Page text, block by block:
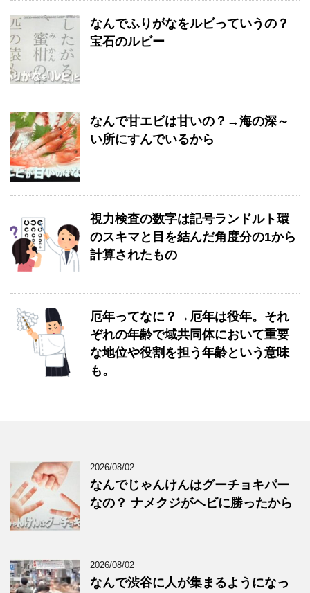
なんでふりがなをルビっていうの？
宝石のルビー
なんで甘エビは甘いの？→海の深～
い所にすんでいるから
視力検査の数字は記号ランドルト環
のスキマと目を結んだ角度分の1から
計算されたもの
厄年ってなに？→厄年は役年。それ
ぞれの年齢で域共同体において重要
な地位や役割を担う年齢という意味
も。
2026/08/02
なんでじゃんけんはグーチョキパー
なの？ ナメクジがヘビに勝ったから
2026/08/02
なんで渋谷に人が集まるようになっ